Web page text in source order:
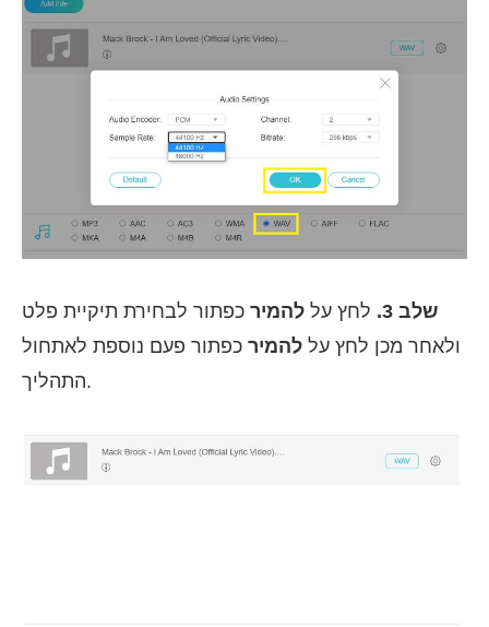
שלב 3. לחץ על להמיר כפתור לבחירת תיקיית פלט
ולאחר מכן לחץ על להמיר כפתור פעם נוספת לאתחול
התהליך.